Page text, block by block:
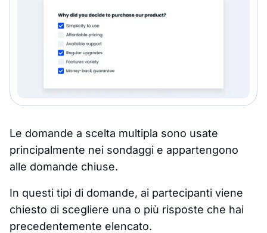
Le domande a scelta multipla sono usate
principalmente nei sondaggi e appartengono
alle domande chiuse.
In questi tipi di domande, ai partecipanti viene
chiesto di scegliere una o più risposte che hai
precedentemente elencato.